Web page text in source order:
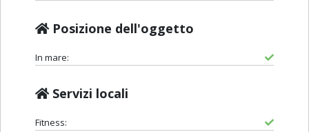
Posizione dell'oggetto
In mare:
Servizi locali
Fitness: